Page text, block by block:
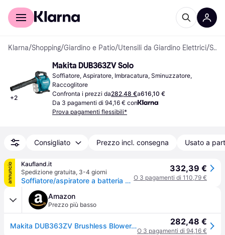
Per il tuo shopping
Klarna/Shopping/Giardino e Patio/Utensili da Giardino Elettrici/ Soffiatori
+2
Makita DUB363ZV Solo
Soffiatore, Aspiratore, Imbracatura, Sminuzzatore,
Raccoglitore
Confronta i prezzi da282,48 €a616,10 €
Da 3 pagamenti di 94,16 € con
Prova pagamenti flessibili*
Consigliato Prezzo incl. consegna Usato a
annuncio
Kaufland.it
Spedizione gratuita, 3-4 giorni
Soffiatore/aspiratore a batteria 2x18V | senza batteria senza caricabatterie
332,39 €
O 3 pagamenti di 110,79 €
Amazon
Prezzo più basso
Makita DUB363ZV Brushless Blower, 36 V 282,48 €
O 3 pagamenti di 94,16 €